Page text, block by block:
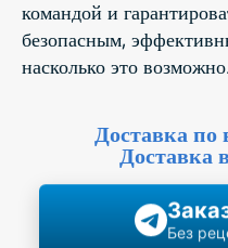
командой и
безопасным,
насколько это возможно.
Доставка по
Доставка
Без